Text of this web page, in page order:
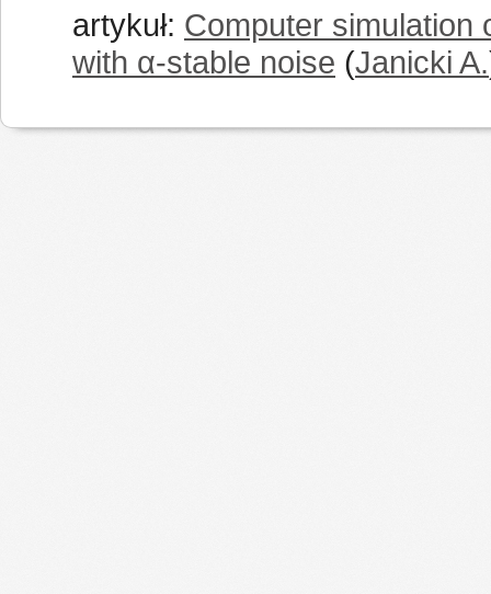
artykuł: Computer simulation
with α-stable noise (Janicki A.